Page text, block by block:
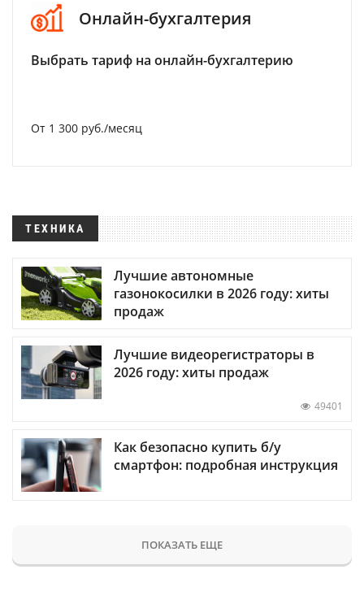
Онлайн-бухгалтерия
Выбрать тариф на онлайн-бухгалтерию
От 1 300 руб./месяц
ТЕХНИКА
Лучшие автономные
газонокосилки в 2026 году: хиты
продаж
Лучшие видеорегистраторы в
2026 году: хиты продаж
49401
Как безопасно купить б/у
смартфон: подробная инструкция
ПОКАЗАТЬ ЕЩЕ